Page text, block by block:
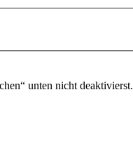
unten nicht deaktivierst.